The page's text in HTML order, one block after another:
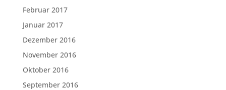
Februar 2017
Januar 2017
Dezember 2016
November 2016
Oktober 2016
September 2016